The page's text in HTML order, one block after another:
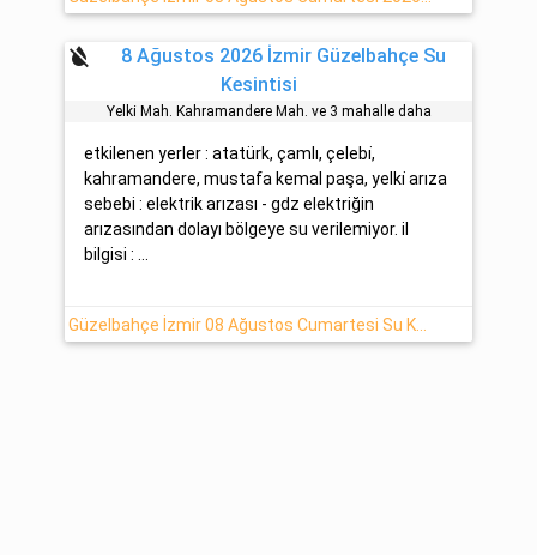
format_color_reset
8 Ağustos 2026 İzmir Güzelbahçe Su
Kesintisi
Yelki̇ Mah. Kahramandere Mah. ve 3 mahalle daha
etkilenen yerler : atatürk, çamlı, çelebi̇,
kahramandere, mustafa kemal paşa, yelki̇ arıza
sebebi : elektrik arızası - gdz elektriğin
arızasından dolayı bölgeye su verilemiyor. il
bilgisi : ...
Güzelbahçe İzmir 08 Ağustos Cumartesi Su Kesintisi Hakkında Açıklamalar